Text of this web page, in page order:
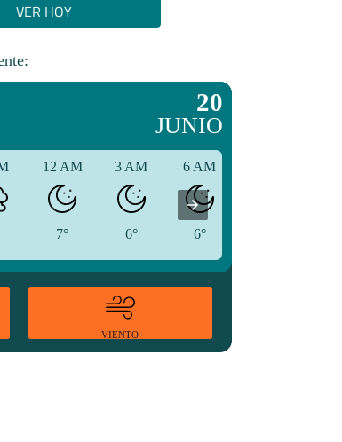
VER HOY
20
JUNIO
12 AM
7°
3 AM
6°
6 AM
6°
VIENTO